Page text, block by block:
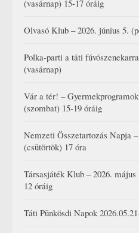
(vasárnap) 15-17 óráig
Olvasó Klub – 2026. június 5.
Polka-parti a táti
(vasárnap)
Vár a tér! –
(szombat) 15-19 óráig
Nemzeti Összetartozás Napja
(csütörtök) 17 óra
Társasjáték Klub – 2026.
12 óráig
Táti Pünkösdi Napok